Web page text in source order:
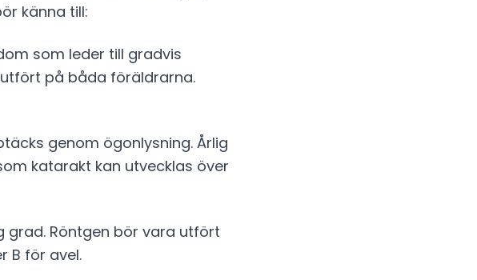
känna till:
som leder till gradvis
på båda föräldrarna.
genom ögonlysning. Årlig
katarakt kan utvecklas över
grad. Röntgen bör vara utfört
B för avel.